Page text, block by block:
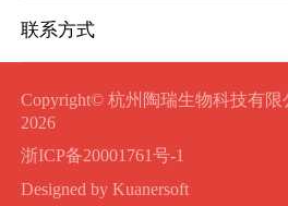
联系方式
Copyright© 杭州陶瑞生物科技有限
2026
浙ICP备20001761号-1
Designed by Kuanersoft